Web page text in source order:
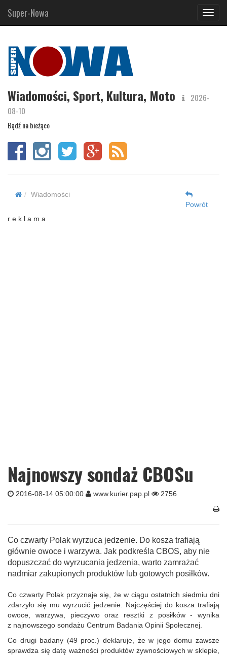
Super-Nowa
Wiadomości, Sport, Kultura, Moto
2026-
08-10
Bądź na bieżąco
Wiadomości
Powrót
r e k l a m a
Najnowszy sondaż CBOSu
2016-08-14 05:00:00 www.kurier.pap.pl 2756
Co czwarty Polak wyrzuca jedzenie. Do kosza trafiają
głównie owoce i warzywa. Jak podkreśla CBOS, aby nie
dopuszczać do wyrzucania jedzenia, warto zamrażać
nadmiar zakupionych produktów lub gotowych posiłków.
Co czwarty Polak przyznaje się, że w ciągu ostatnich siedmiu dni
zdarzyło się mu wyrzucić jedzenie. Najczęściej do kosza trafiają
owoce, warzywa, pieczywo oraz resztki z posiłków - wynika
z najnowszego sondażu Centrum Badania Opinii Społecznej.
Co drugi badany (49 proc.) deklaruje, że w jego domu zawsze
sprawdza się datę ważności produktów żywnościowych w sklepie,